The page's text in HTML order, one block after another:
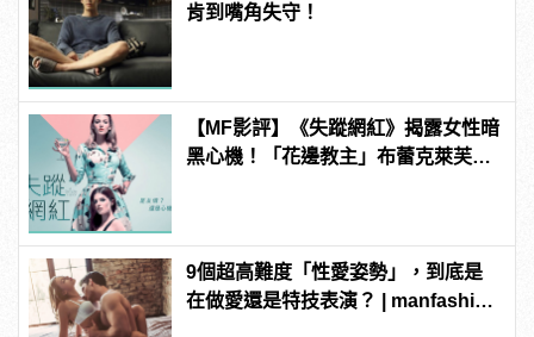
肯到嘴角失守！
【MF影評】《失蹤網紅》揭露女性暗
黑心機！「花邊教主」布蕾克萊芙莉
9個超高難度「性愛姿勢」，到底是
在做愛還是特技表演？ | manfashion